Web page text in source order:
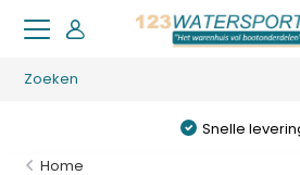
Snelle
Home